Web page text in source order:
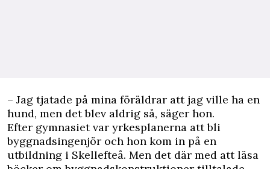
– Jag tjatade på mina föräldrar att jag ville ha en
hund, men det blev aldrig så, säger hon.
Efter gymnasiet var yrkesplanerna att bli
byggnadsingenjör och hon kom in på en
utbildning i Skellefteå. Men det där med att läsa